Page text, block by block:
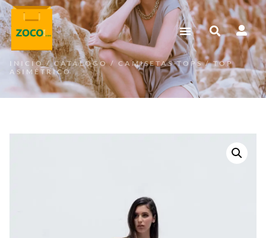
INICIO/CATÁLOGO/ CAMISETAS-TOPS/ TOP
ASIMÉTRICO